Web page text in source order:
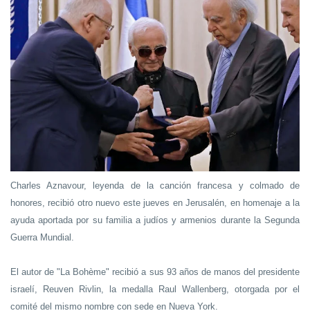
Charles Aznavour, leyenda de la canción francesa y colmado de
honores, recibió otro nuevo este jueves en Jerusalén, en homenaje a la
ayuda aportada por su familia a judíos y armenios durante la Segunda
Guerra Mundial.
El autor de "La Bohème" recibió a sus 93 años de manos del presidente
israelí, Reuven Rivlin, la medalla Raul Wallenberg, otorgada por el
comité del mismo nombre con sede en Nueva York.